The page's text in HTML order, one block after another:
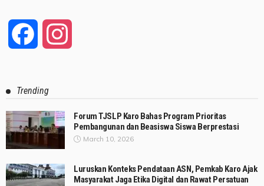
Facebook
Trending
Forum TJSLP Karo Bahas Program Prioritas
Pembangunan dan Beasiswa Siswa Berprestasi
March 10, 2026
Luruskan Konteks Pendataan ASN, Pemkab Karo Ajak
Masyarakat Jaga Etika Digital dan Rawat Persatuan